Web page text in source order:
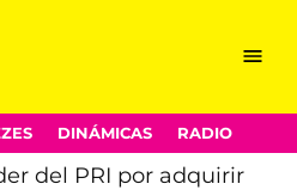
Menu
DINÁMICAS RADIO